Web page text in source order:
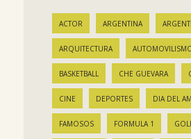
ACTOR ARGENTINA
ARQUITECTURA
BASKETBALL CHE GUEVARA
CINE DEPORTES DIA DEL
FAMOSOS FORMULA 1